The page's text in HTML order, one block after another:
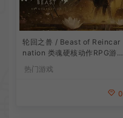
轮回之兽 / Beast of Reincar
nation 类魂硬核动作RPG游
热门游戏
0